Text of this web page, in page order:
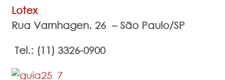
Lotex
Rua Varnhagen, 26 – São Paulo/SP
Tel.: (11) 3326-0900